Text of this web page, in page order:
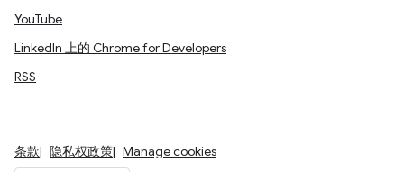
YouTube
LinkedIn 上的 Chrome for Developers
RSS
条款 隐私权政策 Manage cookies